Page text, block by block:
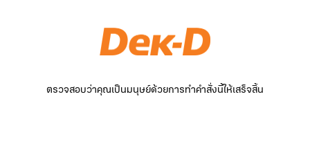
ตรวจสอบว่าคุณเป็นมนุษย์ด้วยการทำคำสั่งนี้ให้เสร็จสิ้น